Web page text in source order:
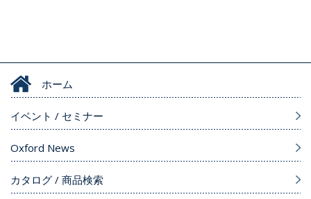
ホーム
イベント / セミナー
Oxford News
カタログ / 商品検索